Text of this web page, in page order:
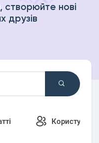
створюйте нові
друзів
Користувачі